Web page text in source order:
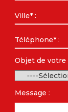
Objet de votre
Message :